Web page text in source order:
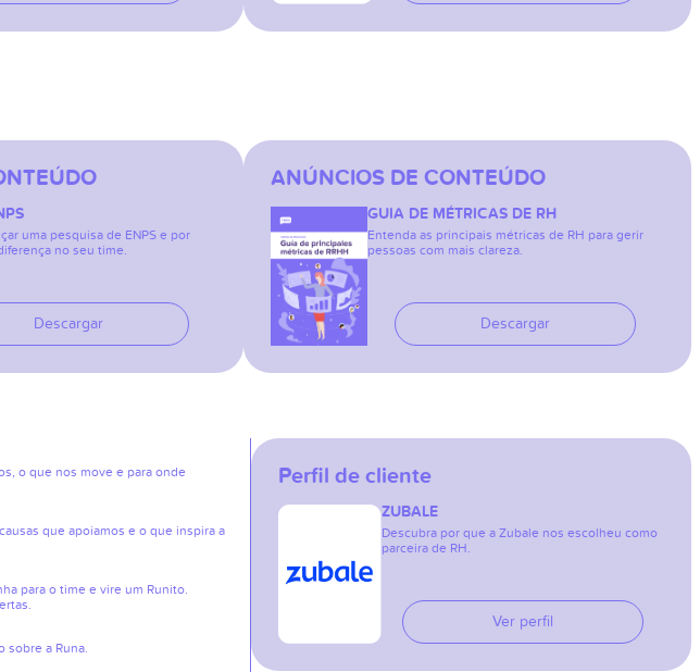
uma pesquisa de ENPS e por
no seu time.
Descargar
ANÚNCIOS DE CONTEÚDO
GUIA DE MÉTRICAS DE RH
Entenda as principais métricas de RH para gerir
pessoas com mais clareza.
Descargar
o que nos move e para onde
que apoiamos e o que inspira a
para o time e vire um Runito.
sobre a Runa.
Perfil de cliente
ZUBALE
Descubra por que a Zubale nos escolheu como
parceira de RH.
Ver perfil